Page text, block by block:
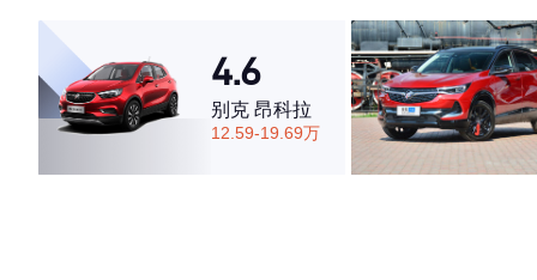
4.6
别克 昂科拉
12.59-19.69万